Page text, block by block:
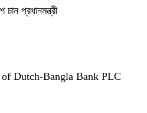
প্রধানমন্ত্রী
Dutch-Bangla Bank PLC